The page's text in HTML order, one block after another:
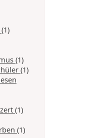
(1)
(1)
(1)
(1)
(1)